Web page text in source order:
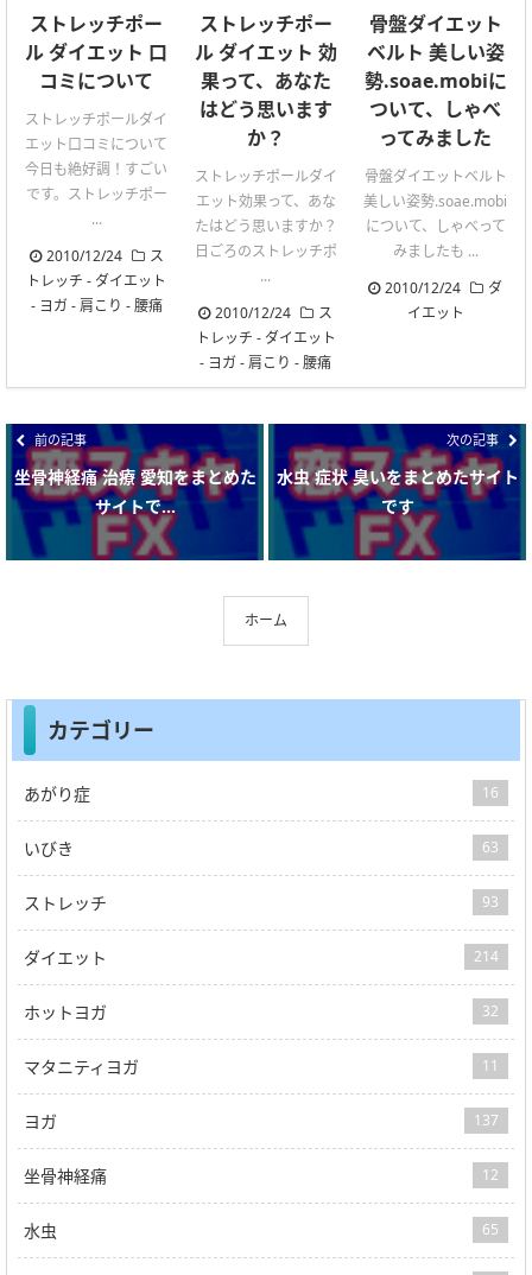
ストレッチポー
ル ダイエット 口
コミについて
ストレッチポールダイ
エット口コミについて
今日も絶好調！すごい
です。ストレッチポー
...
2010/12/24
ス
トレッチ - ダイエット
- ヨガ-肩こり -腰痛
ストレッチポー
ル ダイエット 効
果って、あなた
はどう思います
か？
ストレッチポールダイ
エット効果って、あな
たはどう思いますか？
日ごろのストレッチポ
...
2010/12/24
ス
トレッチ - ダイエット
- ヨガ-肩こり -腰痛
骨盤ダイエット
ベルト 美しい姿
勢.soae.mobiに
ついて、しゃべ
ってみました
骨盤ダイエットベルト
美しい姿勢.soae.mobi
について、しゃべって
みましたも ...
2010/12/24
ダ
イエット
前の記事
坐骨神経痛 治療 愛知をまとめた
サイトで...
次の記事
水虫 症状 臭いをまとめたサイト
です
ホーム
カテゴリー
あがり症 16
いびき 63
ストレッチ 93
ダイエット 214
ホットヨガ 32
マタニティヨガ 11
ヨガ 137
坐骨神経痛 12
水虫 65